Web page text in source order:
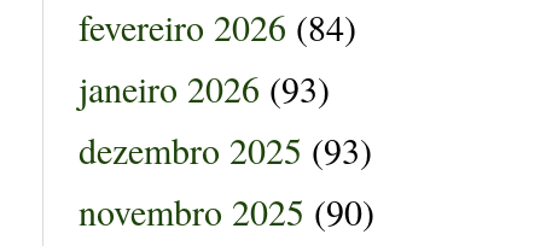
fevereiro 2026 (84)
janeiro 2026 (93)
dezembro 2025 (93)
novembro 2025 (90)